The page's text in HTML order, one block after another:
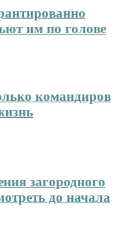
им по голове
командиров
загородного
до начала